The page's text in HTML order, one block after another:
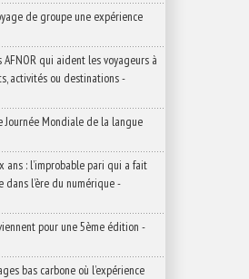
de groupe une expérience
qui aident les voyageurs à
activités ou destinations-
Journée Mondiale de la langue
ans : l’improbable pari qui a fait
dans l’ère du numérique-
pour une 5ème édition -
bas carbone où l’expérience